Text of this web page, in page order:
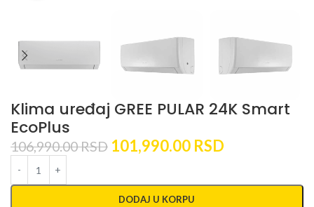
Klima uređaj GREE PULAR 24K Smart
EcoPlus
106,990.00RSD 101,990.00 RSD
DODAJ U KORPU